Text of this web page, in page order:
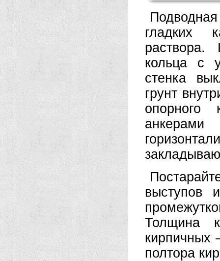
гладких
кольца с
стенка
грунт
опорного
выступов
Толщина
полтора